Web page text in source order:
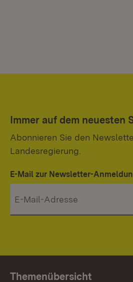
Immer auf dem neuesten
Abonnieren Sie den
Landesregierung.
E-Mail zur Newsletter-
Themenübersicht